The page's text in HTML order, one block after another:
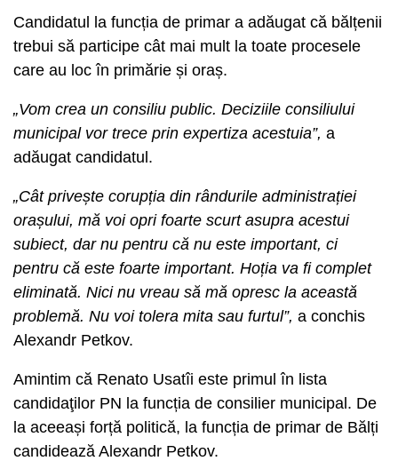
Candidatul la funcția de primar a adăugat că bălțenii
trebui să participe cât mai mult la toate procesele
care au loc în primărie și oraș.
„Vom crea un consiliu public. Deciziile consiliului
municipal vor trece prin expertiza acestuia”, a
adăugat candidatul.
„Cât privește corupția din rândurile administrației
orașului, mă voi opri foarte scurt asupra acestui
subiect, dar nu pentru că nu este important, ci
pentru că este foarte important. Hoția va fi complet
eliminată. Nici nu vreau să mă opresc la această
problemă. Nu voi tolera mita sau furtul”, a conchis
Alexandr Petkov.
Amintim că Renato Usatîi este primul în lista
candidaţilor PN la funcția de consilier municipal. De
la aceeași forță politică, la funcția de primar de Bălți
candidează Alexandr Petkov.